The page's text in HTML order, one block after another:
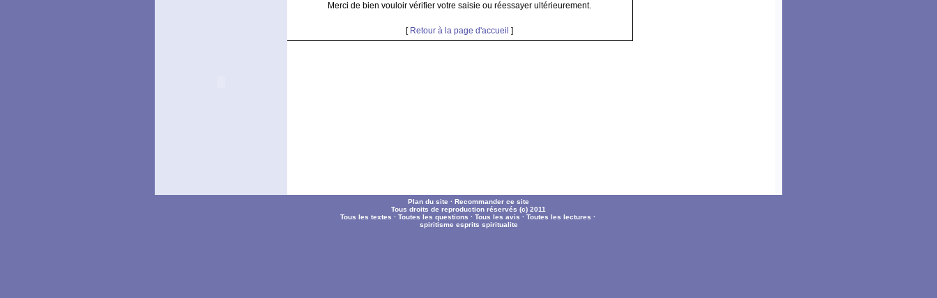
Merci de bien vouloir vérifier votre saisie ou réessayer ultérieurement.
[ Retour à la page d'accueil ]
Plan du site · Recommander ce site
Tous droits de reproduction réservés (c) 2011
Tous les textes · Toutes les questions · Tous les avis · Toutes les lectures ·
spiritisme esprits spiritualite